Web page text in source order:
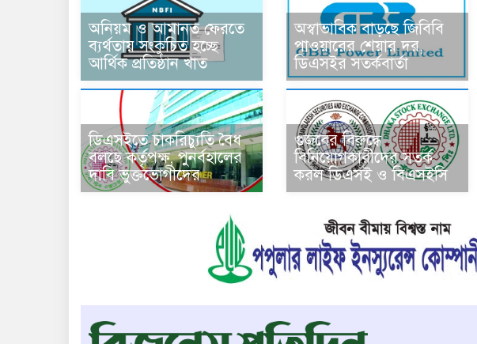
অনিয়ম ও আমানত ফেরতে
ব্যর্থতায় সংকুচিত হচ্ছে
আর্থিক প্রতিষ্ঠান খাত
অস্বাভাবিক বাড়ছে জিবিবি
পাওয়ারের শেয়ার দর,
ডিএসইর সতর্কবার্তা
ডিএসইতে চাকরিচ্যুতি বৈধ
বলছে কর্তৃপক্ষ, পুনর্বহালের
দাবি ভুক্তভোগীদের
গুজবের বিরুদ্ধে
বিনিয়োগকারীদের সতর্ক
করল ডিএসই ও বিএসইসি